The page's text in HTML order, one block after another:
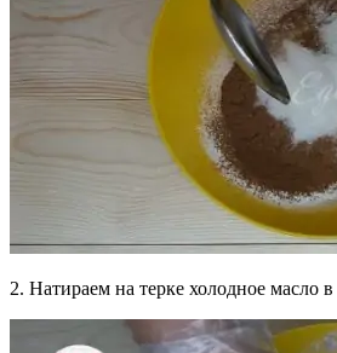
2. Натираем на терке холодное масло